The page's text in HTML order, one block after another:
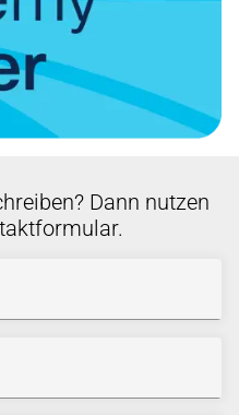
Dann nutzen